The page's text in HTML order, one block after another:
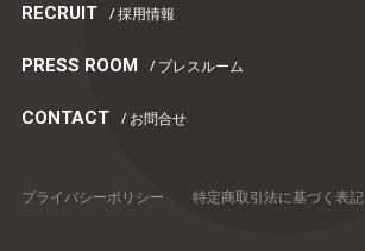
RECRUIT / 採用情報
PRESS ROOM / プレスルーム
CONTACT / お問合せ
プライバシーポリシー 特定商取引法に基づく表記